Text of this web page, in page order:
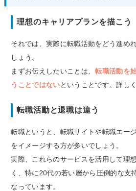
理想のキャリアプランを描こう
それでは、実際に転職活動をどう進め
しょう。
まずお伝えしたいことは、転職活動を
うことではないということです。詳し
転職活動と退職は違う
転職というと、転職サイトや転職エー
をイメージする方が多いでしょう。
実際、これらのサービスを活用して理
く、特に20代の若い層から圧倒的な支
なっています。